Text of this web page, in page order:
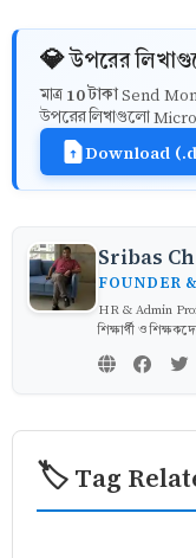
💎 উপরের
মাত্র 10 টাকাSend
উপরের লিখাগুলো
Download
Sribas
FOUNDER
HR & Admin
শিক্ষার্থী ও
🏷️ Tag